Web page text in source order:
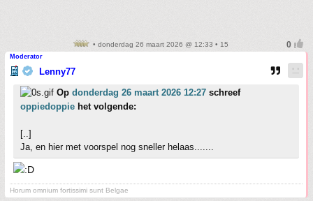
• donderdag 26 maart 2026 @ 12:33 • 15
Moderator
Lenny77
Op donderdag 26 maart 2026 12:27 schreef
oppiedoppie het volgende:
[..]
Ja, en hier met voorspel nog sneller helaas.......
Horum omnium fortissimi sunt Belgae